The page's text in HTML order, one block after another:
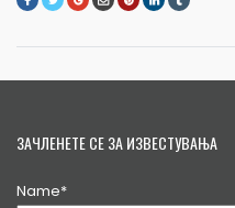
ЗАЧЛЕНЕТЕ СЕ ЗА ИЗВЕСТУВАЊА
Name*